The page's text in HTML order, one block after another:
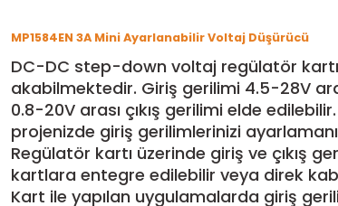
MP1584EN 3A Mini Ayarlanabilir Voltaj Düşürücü
DC-DC step-down voltaj regülatör
akabilmektedir. Giriş gerilimi 4.5-28V
0.8-20V arası çıkış gerilimi elde
projenizde giriş gerilimlerinizi
Regülatör kartı üzerinde giriş ve çıkış
kartlara entegre edilebilir veya direk
Kart ile yapılan uygulamalarda giriş